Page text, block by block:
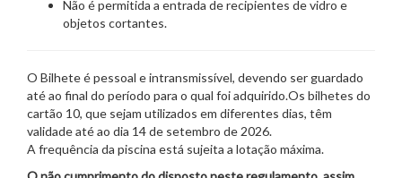
Não é permitida a entrada de recipientes de vidro e
objetos cortantes.
O Bilhete é pessoal e intransmissível, devendo ser guardado
até ao final do período para o qual foi adquirido.Os bilhetes do
cartão 10, que sejam utilizados em diferentes dias, têm
validade até ao dia 14 de setembro de 2026.
A frequência da piscina está sujeita a lotação máxima.